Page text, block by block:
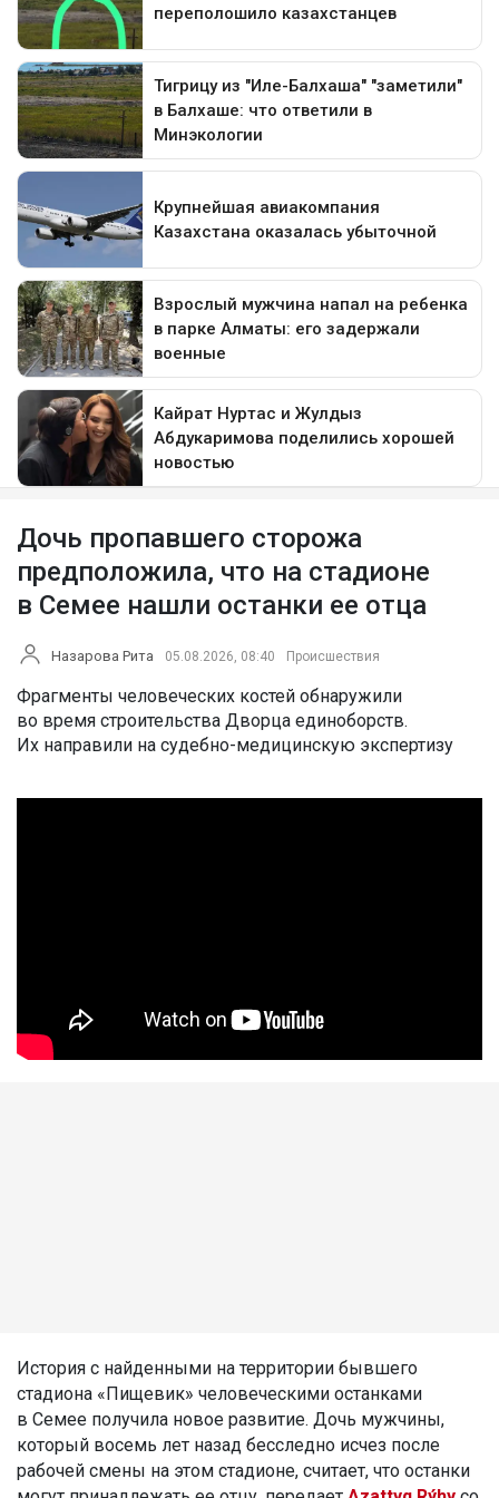
Дочь пропавшего сторожа
предположила, что на стадионе
в Семее нашли останки ее отца
Назарова Рита 05.08.2026, 08:40 Происшествия
Фрагменты человеческих костей обнаружили
во время строительства Дворца единоборств.
Их направили на судебно-медицинскую экспертизу
История с найденными на территории бывшего
стадиона «Пищевик» человеческими останками
в Семее получила новое развитие. Дочь мужчины,
который восемь лет назад бесследно исчез после
рабочей смены на этом стадионе, считает, что останки